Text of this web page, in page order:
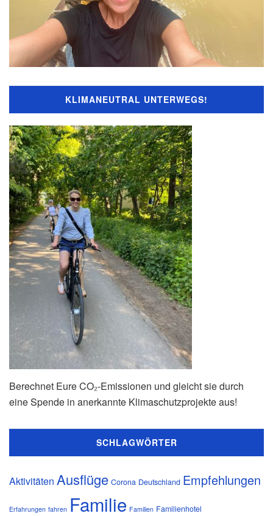
KLIMANEUTRAL UNTERWEGS!
Berechnet Eure CO₂-Emissionen und gleicht sie durch
eine Spende in anerkannte Klimaschutzprojekte aus!
SCHLAGWÖRTER
Aktivitäten Ausflüge Corona Deutschland Empfehlungen
Erfahrungen fahren Familie Familien Familienhotel